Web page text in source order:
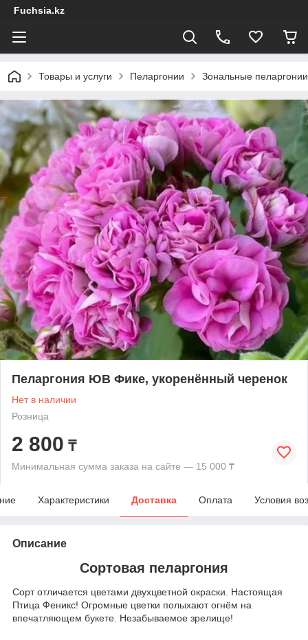
Fuchsia.kz
Товары и услуги Пеларгонии Зональные пеларгонии
Пеларгония ЮВ Фике, укоренённый черенок
Нет в наличии
Розница
2 800 ₸
Минимальная сумма заказа на сайте — 15 000 ₸
Характеристики Доставка Оплата Условия
Описание
Сортовая пеларгония
Сорт отличается цветами двухцветной окраски. Настоящая
Птица Феникс! Огромные цветки полыхают огнём на
впечатляющем букете. Незабываемое зрелище!